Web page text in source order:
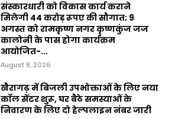
संस्कारधारी को विकास कार्य कराने
मिलेगी 44 करोड़ रूपए की सौगात; 9
अगस्त को रामकृष्ण नगर कृष्णकुंज जज
कालोनी के पास होगा कार्यक्रम
आयोजित-...
August 8, 2026
खैरागढ़ में बिजली उपभोक्ताओं के लिए नया
कॉल सेंटर शुरू, घर बैठे समस्याओं के
निवारण के लिए दो हेल्पलाइन नंबर जारी